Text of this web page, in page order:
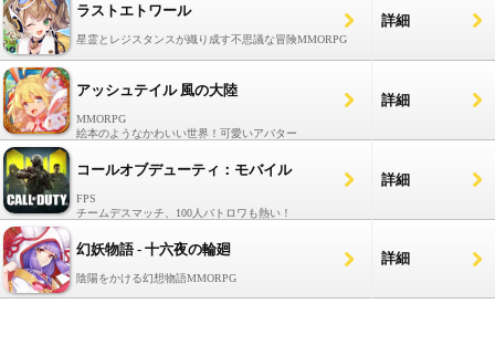
ラストエトワール
星霊とレジスタンスが織り成す不思議な冒険MMORPG
詳細
アッシュテイル 風の大陸
MMORPG
絵本のようなかわいい世界！可愛いアバター
詳細
コールオブデューティ：モバイル
FPS
チームデスマッチ、100人バトロワも熱い！
詳細
幻妖物語 - 十六夜の輪廻
陰陽をかける幻想物語MMORPG
詳細